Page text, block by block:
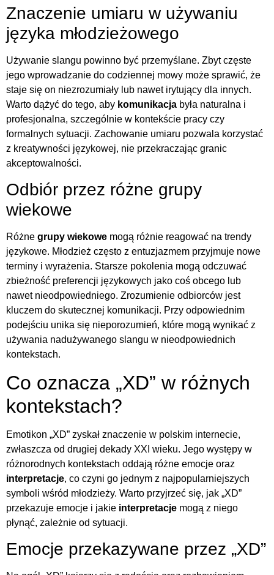
Znaczenie umiaru w używaniu
języka młodzieżowego
Używanie slangu powinno być przemyślane. Zbyt częste
jego wprowadzanie do codziennej mowy może sprawić, że
staje się on niezrozumiały lub nawet irytujący dla innych.
Warto dążyć do tego, aby komunikacja była naturalna i
profesjonalna, szczególnie w kontekście pracy czy
formalnych sytuacji. Zachowanie umiaru pozwala korzystać
z kreatywności językowej, nie przekraczając granic
akceptowalności.
Odbiór przez różne grupy
wiekowe
Różne grupy wiekowe mogą różnie reagować na trendy
językowe. Młodzież często z entuzjazmem przyjmuje nowe
terminy i wyrażenia. Starsze pokolenia mogą odczuwać
zbieżność preferencji językowych jako coś obcego lub
nawet nieodpowiedniego. Zrozumienie odbiorców jest
kluczem do skutecznej komunikacji. Przy odpowiednim
podejściu unika się nieporozumień, które mogą wynikać z
używania nadużywanego slangu w nieodpowiednich
kontekstach.
Co oznacza „XD” w różnych
kontekstach?
Emotikon „XD” zyskał znaczenie w polskim internecie,
zwłaszcza od drugiej dekady XXI wieku. Jego występy w
różnorodnych kontekstach oddają różne emocje oraz
interpretacje, co czyni go jednym z najpopularniejszych
symboli wśród młodzieży. Warto przyjrzeć się, jak „XD”
przekazuje emocje i jakie interpretacje mogą z niego
płynąć, zależnie od sytuacji.
Emocje przekazywane przez „XD”